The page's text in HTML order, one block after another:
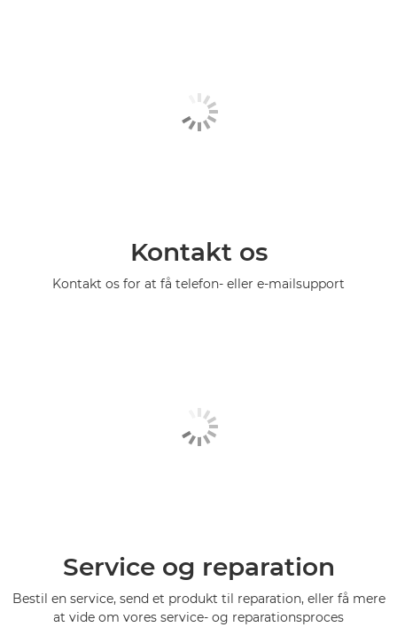
Kontakt os
Kontakt os for at få telefon- eller e-mailsupport
Service og reparation
Bestil en service, send et produkt til reparation, eller få mere
at vide om vores service- og reparationsproces